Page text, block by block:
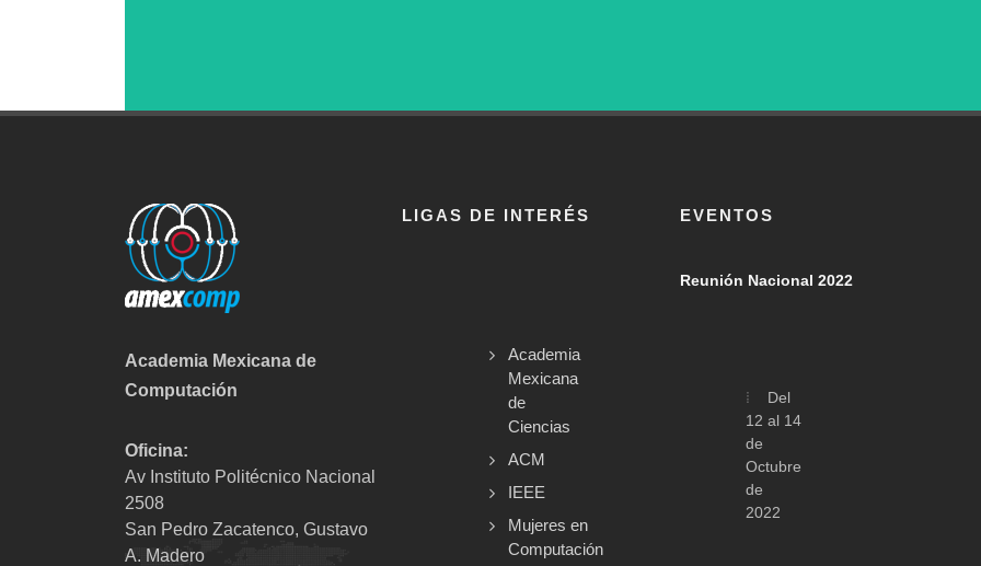
Academia Mexicana de
Computación
Oficina:
Av Instituto Politécnico Nacional
2508
San Pedro Zacatenco, Gustavo
A. Madero
LIGAS DE INTERÉS
Academia
Mexicana
de
Ciencias
ACM
IEEE
Mujeres en
Computación
EVENTOS
Reunión Nacional 2022
Del
12 al 14
de
Octubre
de
2022